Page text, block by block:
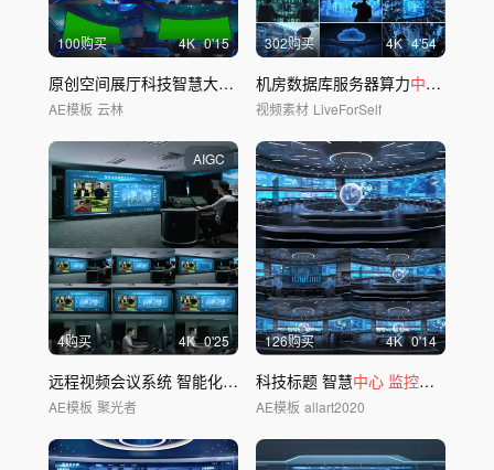
100购买 4K 0'15
原创空间展厅科技智慧大屏2
AE模板 云林
302购买 4K 4'54
机房数据库服务器算力中心
视频素材 LiveForSelf
AIGC
4购买 4K 0'25
远程视频会议系统 智能化会议协作平台
AE模板 聚光者
126购买 4K 0'14
科技标题 智慧中心 监控大厅 指挥
AE模板 allart2020